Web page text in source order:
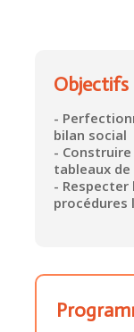
Objectifs
-
bilan social
-
tableaux de
-
procédures